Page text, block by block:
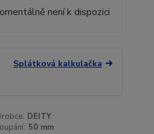
není k dispozici
Splátková kalkulačka
DEITY
50 mm